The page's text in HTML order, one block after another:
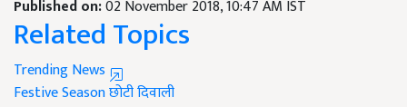
Published on:02 November 2018, 10:47 AM IST
Related Topics
Trending News
Festive Seasonछोटी दिवाली